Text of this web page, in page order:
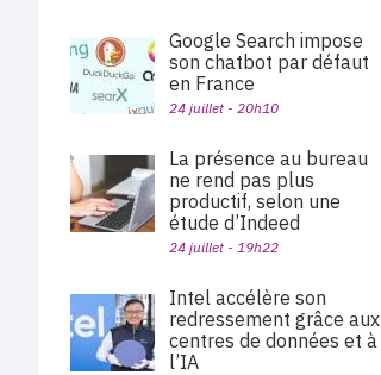
Google Search impose
son chatbot par défaut
en France
24 juillet - 20h10
La présence au bureau
ne rend pas plus
productif, selon une
étude d’Indeed
24 juillet - 19h22
Intel accélère son
redressement grâce aux
centres de données et à
l’IA